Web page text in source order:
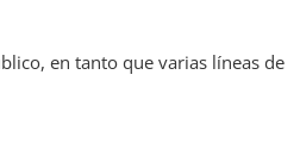
en tanto que varias líneas de